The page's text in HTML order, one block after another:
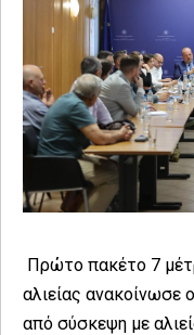
Πρώτο πακέτο 7
αλιείας ανακοίνωσε
από σύσκεψη με